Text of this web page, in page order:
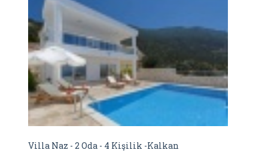
Villa Naz - 2 Oda - 4 Kişilik -Kalkan